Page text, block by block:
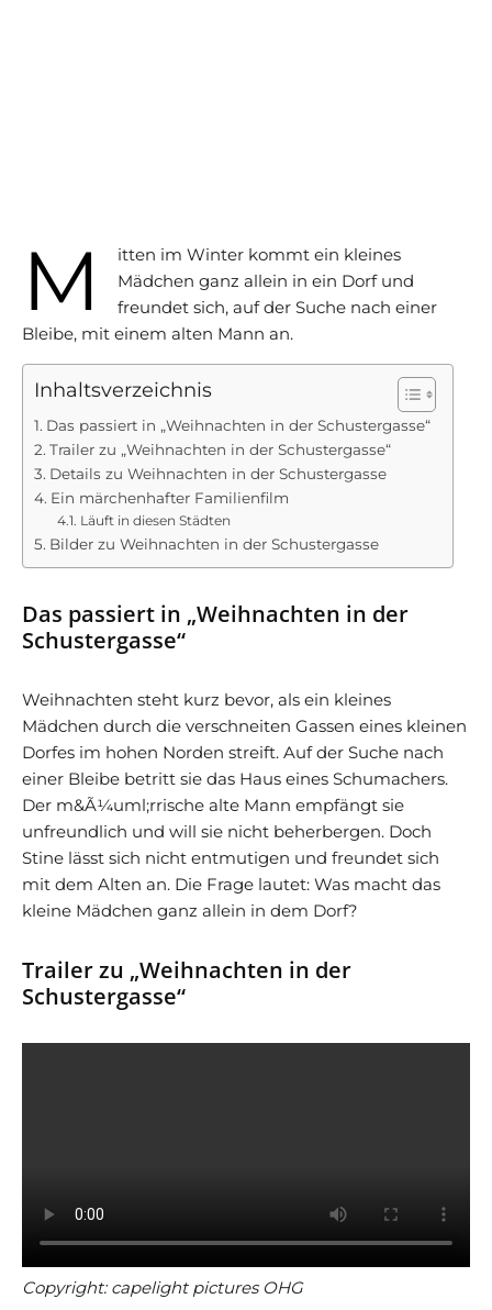
M
itten im Winter kommt ein kleines
Mädchen ganz allein in ein Dorf und
freundet sich, auf der Suche nach einer
Bleibe, mit einem alten Mann an.
Inhaltsverzeichnis
Das passiert in „Weihnachten in der Schustergasse“
Trailer zu „Weihnachten in der Schustergasse“
Details zu Weihnachten in der Schustergasse
Ein märchenhafter Familienfilm
Läuft in diesen Städten
Bilder zu Weihnachten in der Schustergasse
Das passiert in „Weihnachten in der
Schustergasse“
Weihnachten steht kurz bevor, als ein kleines
Mädchen durch die verschneiten Gassen eines kleinen
Dorfes im hohen Norden streift. Auf der Suche nach
einer Bleibe betritt sie das Haus eines Schumachers.
Der m&Ã¼uml;rrische alte Mann empfängt sie
unfreundlich und will sie nicht beherbergen. Doch
Stine lässt sich nicht entmutigen und freundet sich
mit dem Alten an. Die Frage lautet: Was macht das
kleine Mädchen ganz allein in dem Dorf?
Trailer zu „Weihnachten in der
Schustergasse“
Copyright: capelight pictures OHG